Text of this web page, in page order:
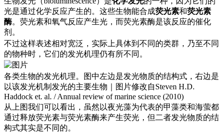
光是通过化学反应产生的。这些生物能合成荧光素和荧光素
酶。荧光素和氧气反应产生光，而荧光素酶是该反应的催化
剂。
不过这样表述相对宽泛，实际上具体到不同的类群，乃至不同
的物种时，它们的发光机理仍有所不同。
各类生物的发光机理。图中左边是发光物质的结构式，右边是
以该发光机制发光的主要生物｜图片修改自Steven H.D.
Haddock et. al. / Annual review of marine science (2010)
从上图我们可以看出，虽然以夜光藻为代表的甲藻类和海萤都
通过释放荧光素与荧光素酶来产生荧光，但二者发光物质的结
构式其实是不同的。